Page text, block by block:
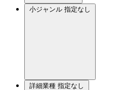
小ジャンル 指定なし
詳細業種 指定なし